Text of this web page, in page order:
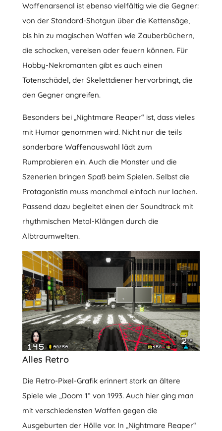
Waffenarsenal ist ebenso vielfältig wie die Gegner:
von der Standard-Shotgun über die Kettensäge,
bis hin zu magischen Waffen wie Zauberbüchern,
die schocken, vereisen oder feuern können. Für
Hobby-Nekromanten gibt es auch einen
Totenschädel, der Skelettdiener hervorbringt, die
den Gegner angreifen.
Besonders bei „Nightmare Reaper“ ist, dass vieles
mit Humor genommen wird. Nicht nur die teils
sonderbare Waffenauswahl lädt zum
Rumprobieren ein. Auch die Monster und die
Szenerien bringen Spaß beim Spielen. Selbst die
Protagonistin muss manchmal einfach nur lachen.
Passend dazu begleitet einen der Soundtrack mit
rhythmischen Metal-Klängen durch die
Albtraumwelten.
Alles Retro
Die Retro-Pixel-Grafik erinnert stark an ältere
Spiele wie „Doom 1“ von 1993. Auch hier ging man
mit verschiedensten Waffen gegen die
Ausgeburten der Hölle vor. In „Nightmare Reaper“